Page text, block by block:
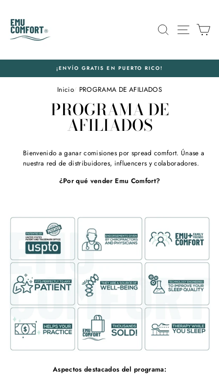
contenido
BUSCAR
¡ENVÍO GRATIS EN PUERTO RICO!
Inicio/ PROGRAMA DE AFILIADOS
PROGRAMA DE
AFILIADOS
Bienvenido a ganar comisiones por spread comfort. Únase a
nuestra red de distribuidores, influencers y colaboradores.
¿Por qué vender Emu Comfort?
Aspectos destacados del programa: